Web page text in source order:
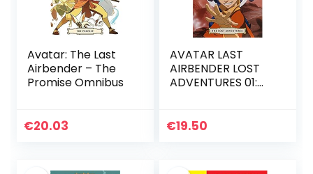
Avatar: The Last
Airbender – The
Promise Omnibus
€20.03
AVATAR LAST
AIRBENDER LOST
ADVENTURES 01:
€19.50